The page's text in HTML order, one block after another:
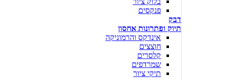
פנקסים
דבק
תיוק ופתרונות אחסון
אינדקס והרמוניקה
חוצצים
קלסרים
שמרדפים
תיקי ציור